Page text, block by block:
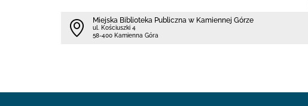
Miejska Biblioteka Publiczna w Kamiennej Górze
ul. Kościuszki 4
58-400 Kamienna Góra